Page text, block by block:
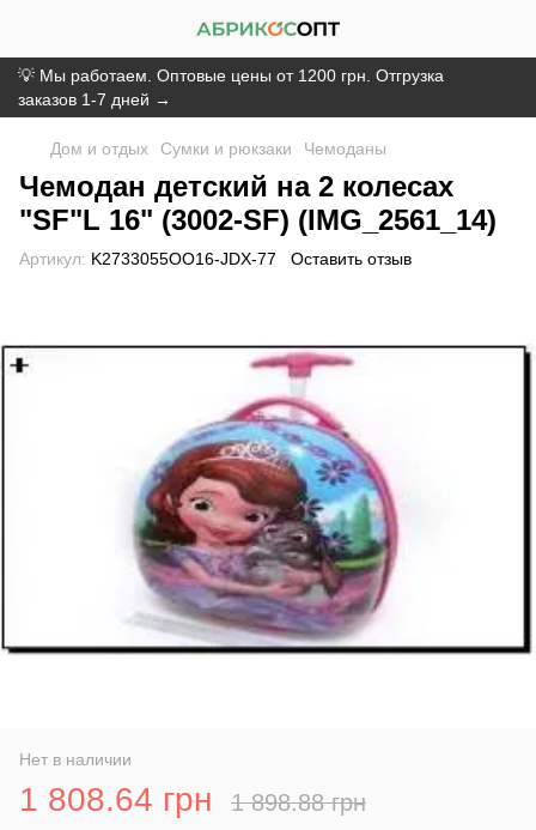
💡 Мы работаем. Оптовые цены от 1200 грн. Отгрузка
заказов 1-7 дней →
Дом и отдых Сумки и рюкзаки Чемоданы
Чемодан детский на 2 колесах
"SF"L 16" (3002-SF) (IMG_2561_14)
Артикул: K2733055OO16-JDX-77 Оставить отзыв
Нет в наличии
1 808.64 грн 1 898.88 грн